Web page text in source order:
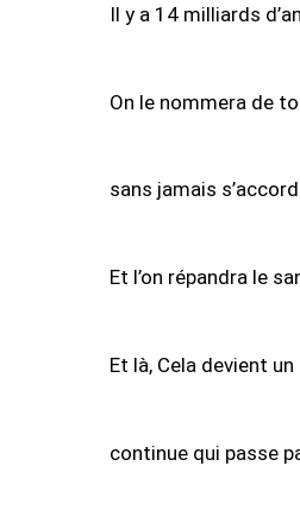
Il y a 14 milliards
On le nommera de
sans jamais
Et l’on répandra le
Et là, Cela devient
continue qui passe